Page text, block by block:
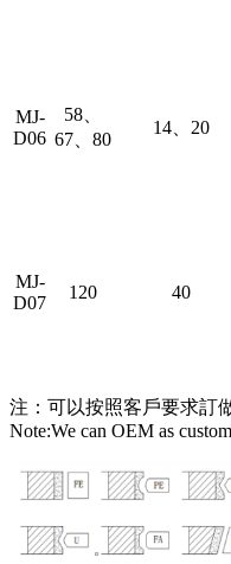
MJ-
D06
58、
67、80
14、20
MJ-
D07
120 40
注：可以按照客戶要求訂
Note:We can OEM as